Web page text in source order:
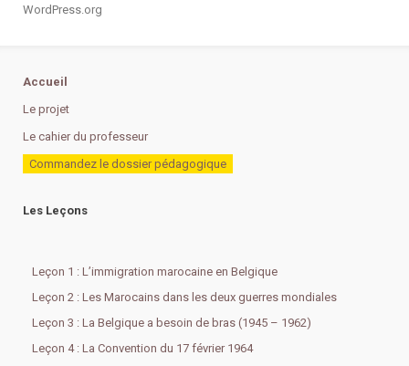
WordPress.org
Accueil
Le projet
Le cahier du professeur
Commandez le dossier pédagogique
Les Leçons
Leçon 1 : L’immigration marocaine en Belgique
Leçon 2 : Les Marocains dans les deux guerres mondiales
Leçon 3 : La Belgique a besoin de bras (1945 – 1962)
Leçon 4 : La Convention du 17 février 1964